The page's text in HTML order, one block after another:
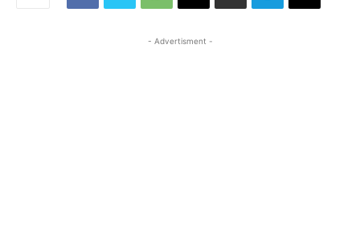
- Advertisment -